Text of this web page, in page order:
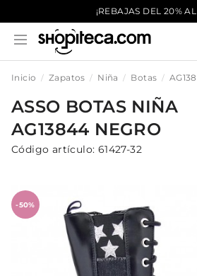
¡REBAJAS DEL 20%
Inicio Zapatos Niña Botas
ASSO BOTAS NIÑA
AG13844 NEGRO
Código artículo: 61427-32
-50%